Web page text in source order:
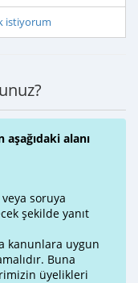
istiyorum
aşağıdaki alanı
soruya
şekilde yanıt
kanunlara uygun
Buna
üyelikleri